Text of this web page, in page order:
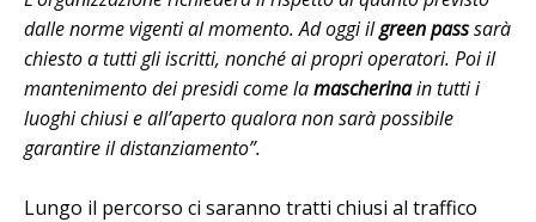
dalle norme vigenti al momento. Ad oggi ilgreen passsarà
chiesto a tutti gli iscritti, nonché ai propri operatori. Poi il
mantenimento dei presidi come lamascherinain tutti i
luoghi chiusi e all’aperto qualora non sarà possibile
garantire il distanziamento”.
Lungo il percorso ci saranno tratti chiusi al traffico